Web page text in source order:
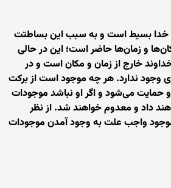
خدا بسیط است و به سبب این بساطتت
و زمان‌ها حاضر است؛ این در حالی
خارج از زمان و مکان است و در
ندارد. هر چه موجود است از برکت
می‌شود و اگر او نباشد موجودات
داد و معدوم خواهند شد. از نظر
واجب علت به وجود آمدن موجودات